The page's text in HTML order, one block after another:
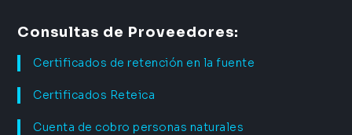
Consultas de Proveedores:
Certificados de retención en la fuente
Certificados Reteica
Cuenta de cobro personas naturales